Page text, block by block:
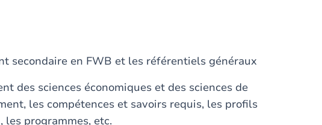
secondaire en FWB et les référentiels généraux
des sciences économiques et des sciences de
les compétences et savoirs requis, les profils
programmes, etc.